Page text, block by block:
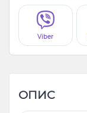
Viber
ОПИС